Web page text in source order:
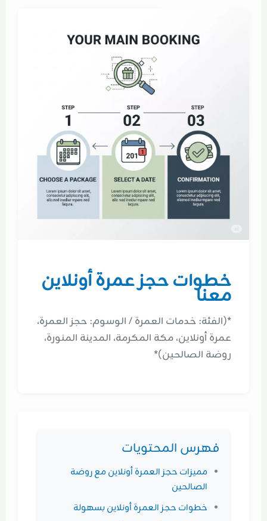
خطوات حجز عمرة أونلاين
معنا
*(الفئة: خدمات العمرة / الوسوم: حجز العمرة،
عمرة أونلاين، مكة المكرمة، المدينة المنورة،
روضة الصالحين)*
فهرس المحتويات
مميزات حجز العمرة أونلاين مع روضة
الصالحين
خطوات حجز العمرة أونلاين بسهولة